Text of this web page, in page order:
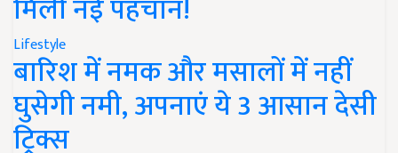
मिली नई पहचान!
Lifestyle
बारिश में नमक और मसालों में नहीं
घुसेगी नमी, अपनाएं ये 3 आसान देसी
ट्रिक्स